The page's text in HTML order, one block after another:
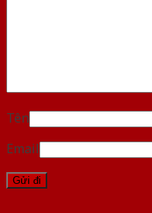
Tên
Email